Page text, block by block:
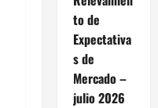
to de
Expectativa
s de
Mercado –
julio 2026